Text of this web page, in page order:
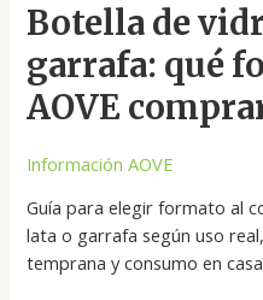
Botella de
garrafa: qué
AOVE
Información AOVE
Guía para elegir formato al
lata o garrafa según uso
temprana y consumo en